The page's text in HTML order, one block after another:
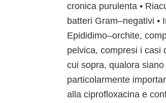
cronica purulenta •
batteri Gram–negativi •
Epididimo–orchite,
pelvica, compresi i casi
cui sopra, qualora
particolarmente
alla ciprofloxacina e